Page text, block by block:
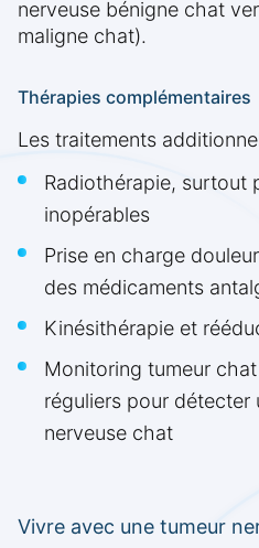
nerveuse bénigne chat
maligne chat).
Thérapies complémentaires
Les traitements
Radiothérapie, surtout
inopérables
Prise en charge
des médicaments
Kinésithérapie et
Monitoring tumeur
réguliers pour détecter
nerveuse chat
Vivre avec une tumeur